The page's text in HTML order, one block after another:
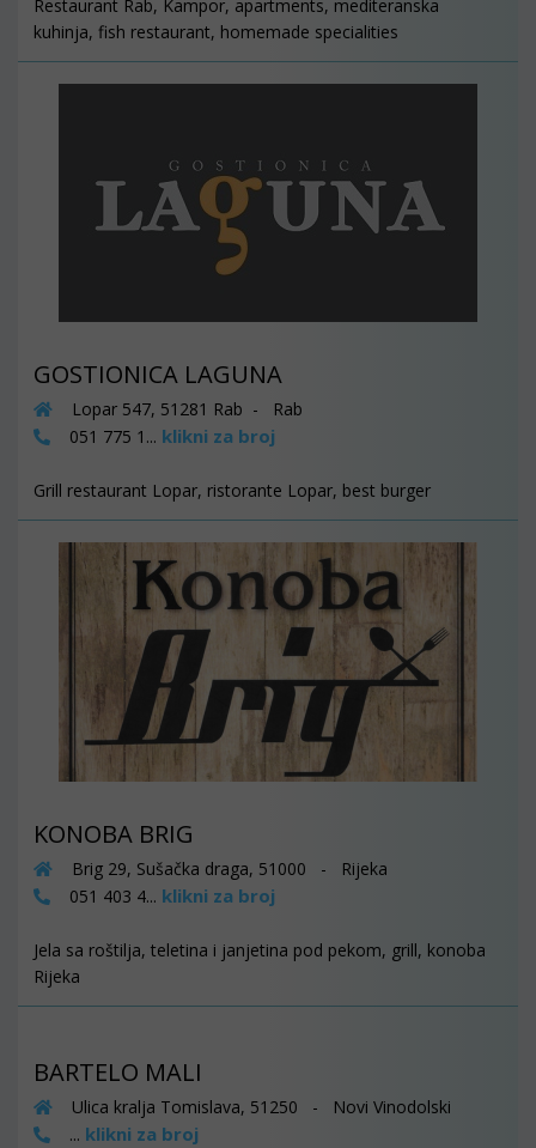
Restaurant Rab, Kampor, apartments, mediteranska
kuhinja, fish restaurant, homemade specialities
GOSTIONICA LAGUNA
Lopar 547, 51281 Rab - Rab
051 775 1... klikni za broj
Grill restaurant Lopar, ristorante Lopar, best burger
KONOBA BRIG
Brig 29, Sušačka draga, 51000 - Rijeka
051 403 4... klikni za broj
Jela sa roštilja, teletina i janjetina pod pekom, grill, konoba
Rijeka
BARTELO MALI
Ulica kralja Tomislava, 51250 - Novi Vinodolski
... klikni za broj